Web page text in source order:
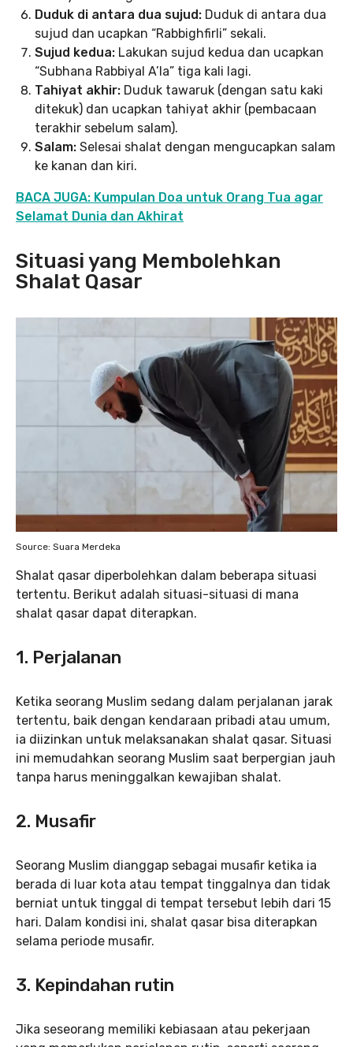
Duduk di antara dua sujud: Duduk di antara dua
sujud dan ucapkan “Rabbighfirli” sekali.
Sujud kedua: Lakukan sujud kedua dan ucapkan
“Subhana Rabbiyal A’la” tiga kali lagi.
Tahiyat akhir: Duduk tawaruk (dengan satu kaki
ditekuk) dan ucapkan tahiyat akhir (pembacaan
terakhir sebelum salam).
Salam: Selesai shalat dengan mengucapkan salam
ke kanan dan kiri.
BACA JUGA: Kumpulan Doa untuk Orang Tua agar
Selamat Dunia dan Akhirat
Situasi yang Membolehkan
Shalat Qasar
Source: Suara Merdeka
Shalat qasar diperbolehkan dalam beberapa situasi
tertentu. Berikut adalah situasi-situasi di mana
shalat qasar dapat diterapkan.
1. Perjalanan
Ketika seorang Muslim sedang dalam perjalanan jarak
tertentu, baik dengan kendaraan pribadi atau umum,
ia diizinkan untuk melaksanakan shalat qasar. Situasi
ini memudahkan seorang Muslim saat berpergian jauh
tanpa harus meninggalkan kewajiban shalat.
2. Musafir
Seorang Muslim dianggap sebagai musafir ketika ia
berada di luar kota atau tempat tinggalnya dan tidak
berniat untuk tinggal di tempat tersebut lebih dari 15
hari. Dalam kondisi ini, shalat qasar bisa diterapkan
selama periode musafir.
3. Kepindahan rutin
Jika seseorang memiliki kebiasaan atau pekerjaan